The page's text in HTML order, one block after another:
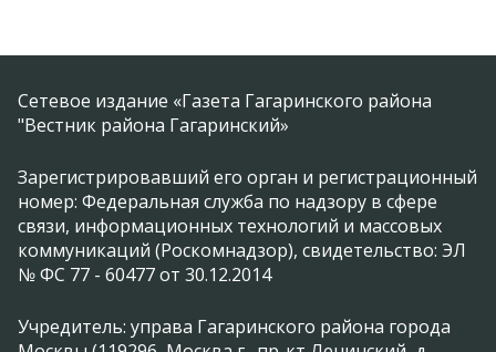
Сетевое издание «Газета Гагаринского района
"Вестник района Гагаринский»
Зарегистрировавший его орган и регистрационный
номер: Федеральная служба по надзору в сфере
связи, информационных технологий и массовых
коммуникаций (Роскомнадзор), свидетельство: ЭЛ
№ ФС 77 - 60477 от 30.12.2014
Учредитель: управа Гагаринского района города